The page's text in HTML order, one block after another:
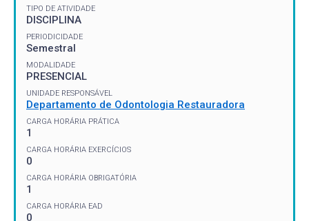
TIPO DE ATIVIDADE
DISCIPLINA
PERIODICIDADE
Semestral
MODALIDADE
PRESENCIAL
UNIDADE RESPONSÁVEL
Departamento de Odontologia Restauradora
CARGA HORÁRIA PRÁTICA
1
CARGA HORÁRIA EXERCÍCIOS
0
CARGA HORÁRIA OBRIGATÓRIA
1
CARGA HORÁRIA EAD
0